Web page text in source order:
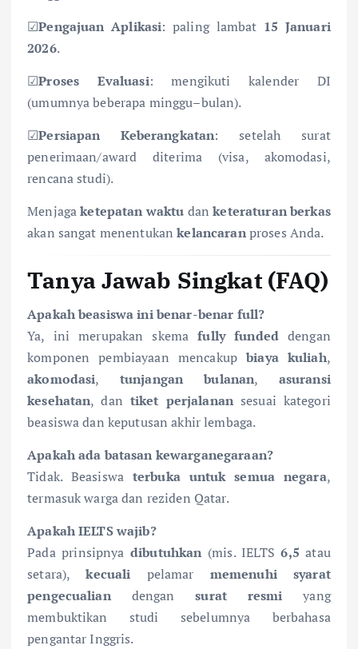
☑Pengajuan Aplikasi: paling lambat 15 Januari
2026.
☑Proses Evaluasi: mengikuti kalender DI
(umumnya beberapa minggu–bulan).
☑Persiapan Keberangkatan: setelah surat
penerimaan/award diterima (visa, akomodasi,
rencana studi).
Menjagaketepatan waktu danketeraturan berkas
akan sangat menentukankelancaranproses Anda.
Tanya Jawab Singkat (FAQ)
Apakah beasiswa ini benar-benar full?
Ya, ini merupakan skemafully fundeddengan
komponen pembiayaan mencakupbiaya kuliah,
akomodasi, tunjangan bulanan, asuransi
kesehatan, dan tiket perjalanansesuai kategori
beasiswa dan keputusan akhir lembaga.
Apakah ada batasan kewarganegaraan?
Tidak. Beasiswa terbuka untuk semua negara,
termasuk warga dan reziden Qatar.
Apakah IELTS wajib?
Pada prinsipnyadibutuhkan (mis. IELTS6,5 atau
setara),kecuali pelamar memenuhi syarat
pengecualiandengansurat resmi yang
membuktikan studi sebelumnya berbahasa
pengantar Inggris.